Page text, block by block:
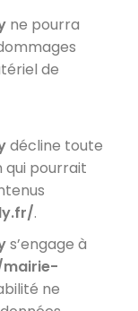
ne pourra
de
décline toute
qui pourrait
.
s’engage à
ne